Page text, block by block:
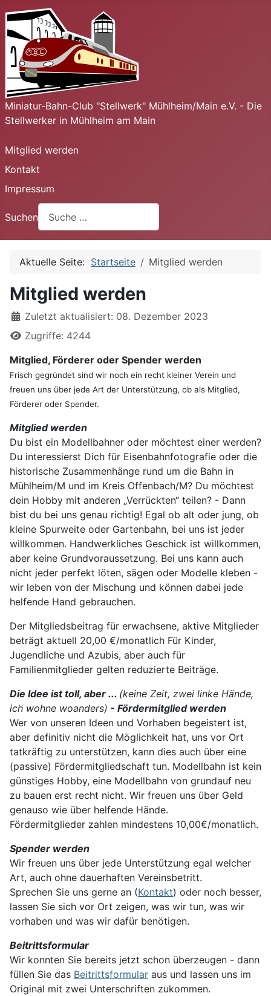
Miniatur-Bahn-Club "Stellwerk" Mühlheim/Main e.V. - Die
Stellwerker in Mühlheim am Main
Mitglied werden
Kontakt
Impressum
Suchen
Aktuelle Seite: Startseite Mitglied werden
Mitglied werden
DetailsZuletzt aktualisiert: 08. Dezember 2023
Zugriffe: 4244
Mitglied, Förderer oder Spender werden
Frisch gegründet sind wir noch ein recht kleiner Verein und
freuen uns über jede Art der Unterstützung, ob als Mitglied,
Förderer oder Spender.
Mitglied werden
Du bist ein Modellbahner oder möchtest einer werden?
Du interessierst Dich für Eisenbahnfotografie oder die
historische Zusammenhänge rund um die Bahn in
Mühlheim/M und im Kreis Offenbach/M? Du möchtest
dein Hobby mit anderen „Verrückten“ teilen? - Dann
bist du bei uns genau richtig! Egal ob alt oder jung, ob
kleine Spurweite oder Gartenbahn, bei uns ist jeder
willkommen. Handwerkliches Geschick ist willkommen,
aber keine Grundvoraussetzung. Bei uns kann auch
nicht jeder perfekt löten, sägen oder Modelle kleben -
wir leben von der Mischung und können dabei jede
helfende Hand gebrauchen.
Der Mitgliedsbeitrag für erwachsene, aktive Mitglieder
beträgt aktuell 20,00 €/monatlich Für Kinder,
Jugendliche und Azubis, aber auch für
Familienmitglieder gelten reduzierte Beiträge.
Die Idee ist toll, aber ... (keine Zeit, zwei linke Hände,
ich wohne woanders) - Fördermitglied werden
Wer von unseren Ideen und Vorhaben begeistert ist,
aber definitiv nicht die Möglichkeit hat, uns vor Ort
tatkräftig zu unterstützen, kann dies auch über eine
(passive) Fördermitgliedschaft tun. Modellbahn ist kein
günstiges Hobby, eine Modellbahn von grundauf neu
zu bauen erst recht nicht. Wir freuen uns über Geld
genauso wie über helfende Hände.
Fördermitglieder zahlen mindestens 10,00€/monatlich.
Spender werden
Wir freuen uns über jede Unterstützung egal welcher
Art, auch ohne dauerhaften Vereinsbetritt.
Sprechen Sie uns gerne an (Kontakt) oder noch besser,
lassen Sie sich vor Ort zeigen, was wir tun, was wir
vorhaben und was wir dafür benötigen.
Beitrittsformular
Wir konnten Sie bereits jetzt schon überzeugen - dann
füllen Sie das Beitrittsformular aus und lassen uns im
Original mit zwei Unterschriften zukommen.